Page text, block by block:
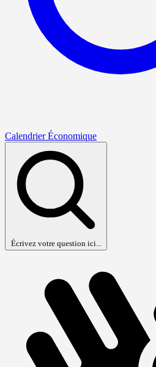
Calendrier Économique
Écrivez votre question ici...